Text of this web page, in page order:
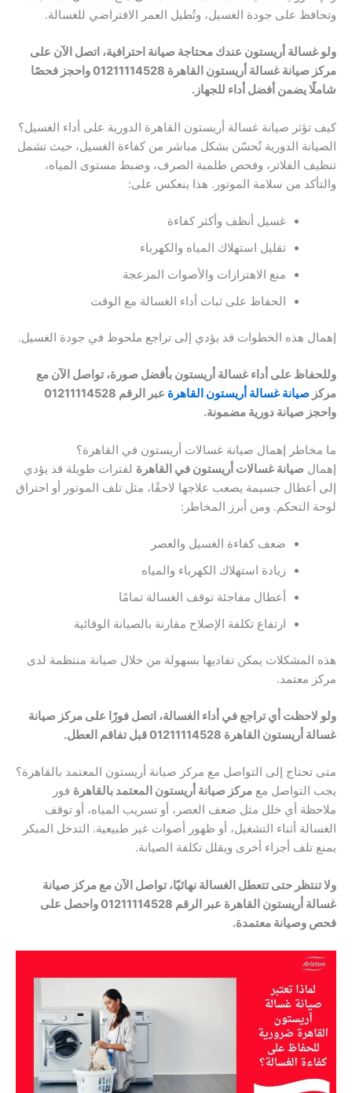
وتحافظ على جودة الغسيل، وتُطيل العمر الافتراضي للغسالة.
ولو غسالة أريستون عندك محتاجة صيانة احترافية، اتصل الآن على
مركز صيانة غسالة أريستون القاهرة 01211114528 واحجز فحصًا
شاملًا يضمن أفضل أداء للجهاز.
كيف تؤثر صيانة غسالة أريستون القاهرة الدورية على أداء الغسيل؟
الصيانة الدورية تُحسّن بشكل مباشر من كفاءة الغسيل، حيث تشمل
تنظيف الفلاتر، وفحص طلمبة الصرف، وضبط مستوى المياه،
والتأكد من سلامة الموتور. هذا ينعكس على:
غسيل أنظف وأكثر كفاءة
تقليل استهلاك المياه والكهرباء
منع الاهتزازات والأصوات المزعجة
الحفاظ على ثبات أداء الغسالة مع الوقت
إهمال هذه الخطوات قد يؤدي إلى تراجع ملحوظ في جودة الغسيل.
وللحفاظ على أداء غسالة أريستون بأفضل صورة، تواصل الآن مع
مركز صيانة غسالة أريستون القاهرة
عبر الرقم 01211114528
واحجز صيانة دورية مضمونة.
ما مخاطر إهمال صيانة غسالات أريستون في القاهرة؟
إهمال صيانة غسالات أريستون في القاهرة لفترات طويلة قد يؤدي
إلى أعطال جسيمة يصعب علاجها لاحقًا، مثل تلف الموتور أو احتراق
لوحة التحكم. ومن أبرز المخاطر:
ضعف كفاءة الغسيل والعصر
زيادة استهلاك الكهرباء والمياه
أعطال مفاجئة توقف الغسالة تمامًا
ارتفاع تكلفة الإصلاح مقارنة بالصيانة الوقائية
هذه المشكلات يمكن تفاديها بسهولة من خلال صيانة منتظمة لدى
مركز معتمد.
ولو لاحظت أي تراجع في أداء الغسالة، اتصل فورًا على مركز صيانة
غسالة أريستون القاهرة 01211114528 قبل تفاقم العطل.
متى تحتاج إلى التواصل مع مركز صيانة أريستون المعتمد بالقاهرة؟
يجب التواصل مع مركز صيانة أريستون المعتمد بالقاهرة فور
ملاحظة أي خلل مثل ضعف العصر، أو تسريب المياه، أو توقف
الغسالة أثناء التشغيل، أو ظهور أصوات غير طبيعية. التدخل المبكر
يمنع تلف أجزاء أخرى ويقلل تكلفة الصيانة.
ولا تنتظر حتى تتعطل الغسالة نهائيًا، تواصل الآن مع مركز صيانة
غسالة أريستون القاهرة عبر الرقم 01211114528 واحصل على
فحص وصيانة معتمدة.